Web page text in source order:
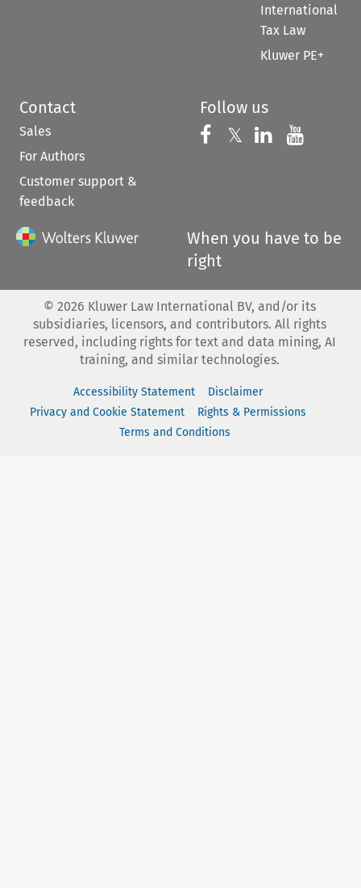
International
Tax Law
Kluwer PE+
Contact
Sales
For Authors
Customer support &
feedback
Follow us
Follow us on
𝕏 Follow us on
Follow us
When you have to be
right
© 2026 Kluwer Law International BV, and/or its
subsidiaries, licensors, and contributors. All rights
reserved, including rights for text and data mining, AI
training, and similar technologies.
Accessibility Statement
Disclaimer
Privacy and Cookie Statement
Rights & Permissions
Terms and Conditions